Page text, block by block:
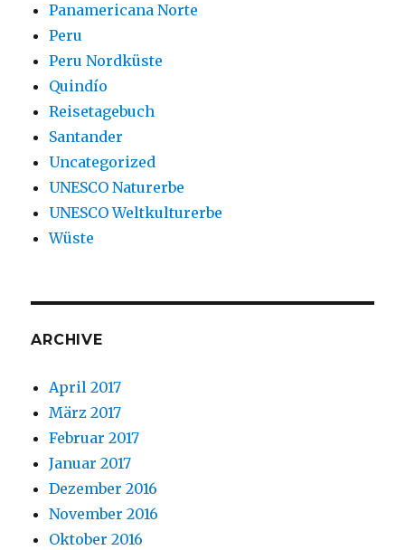
Panamericana Norte
Peru
Peru Nordküste
Quindío
Reisetagebuch
Santander
Uncategorized
UNESCO Naturerbe
UNESCO Weltkulturerbe
Wüste
ARCHIVE
April 2017
März 2017
Februar 2017
Januar 2017
Dezember 2016
November 2016
Oktober 2016